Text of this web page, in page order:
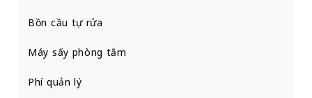
Bồn cầu tự rửa
Máy sấy phòng tắm
Phí quản lý